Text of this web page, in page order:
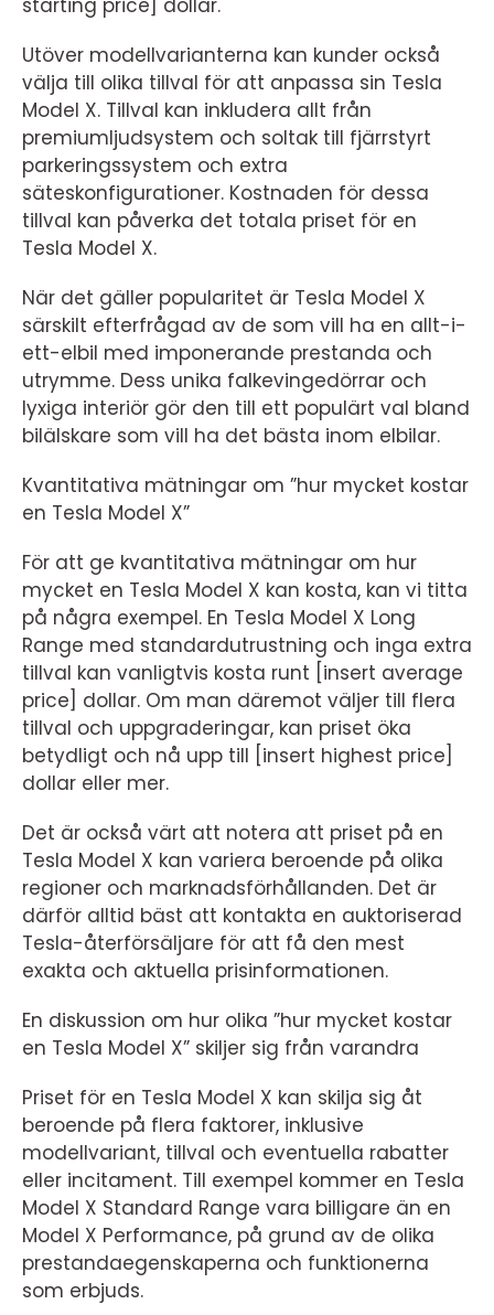
starting price] dollar.
Utöver modellvarianterna kan kunder också
välja till olika tillval för att anpassa sin Tesla
Model X. Tillval kan inkludera allt från
premiumljudsystem och soltak till fjärrstyrt
parkeringssystem och extra
säteskonfigurationer. Kostnaden för dessa
tillval kan påverka det totala priset för en
Tesla Model X.
När det gäller popularitet är Tesla Model X
särskilt efterfrågad av de som vill ha en allt-i-
ett-elbil med imponerande prestanda och
utrymme. Dess unika falkevingedörrar och
lyxiga interiör gör den till ett populärt val bland
bilälskare som vill ha det bästa inom elbilar.
Kvantitativa mätningar om ”hur mycket kostar
en Tesla Model X”
För att ge kvantitativa mätningar om hur
mycket en Tesla Model X kan kosta, kan vi titta
på några exempel. En Tesla Model X Long
Range med standardutrustning och inga extra
tillval kan vanligtvis kosta runt [insert average
price] dollar. Om man däremot väljer till flera
tillval och uppgraderingar, kan priset öka
betydligt och nå upp till [insert highest price]
dollar eller mer.
Det är också värt att notera att priset på en
Tesla Model X kan variera beroende på olika
regioner och marknadsförhållanden. Det är
därför alltid bäst att kontakta en auktoriserad
Tesla-återförsäljare för att få den mest
exakta och aktuella prisinformationen.
En diskussion om hur olika ”hur mycket kostar
en Tesla Model X” skiljer sig från varandra
Priset för en Tesla Model X kan skilja sig åt
beroende på flera faktorer, inklusive
modellvariant, tillval och eventuella rabatter
eller incitament. Till exempel kommer en Tesla
Model X Standard Range vara billigare än en
Model X Performance, på grund av de olika
prestandaegenskaperna och funktionerna
som erbjuds.